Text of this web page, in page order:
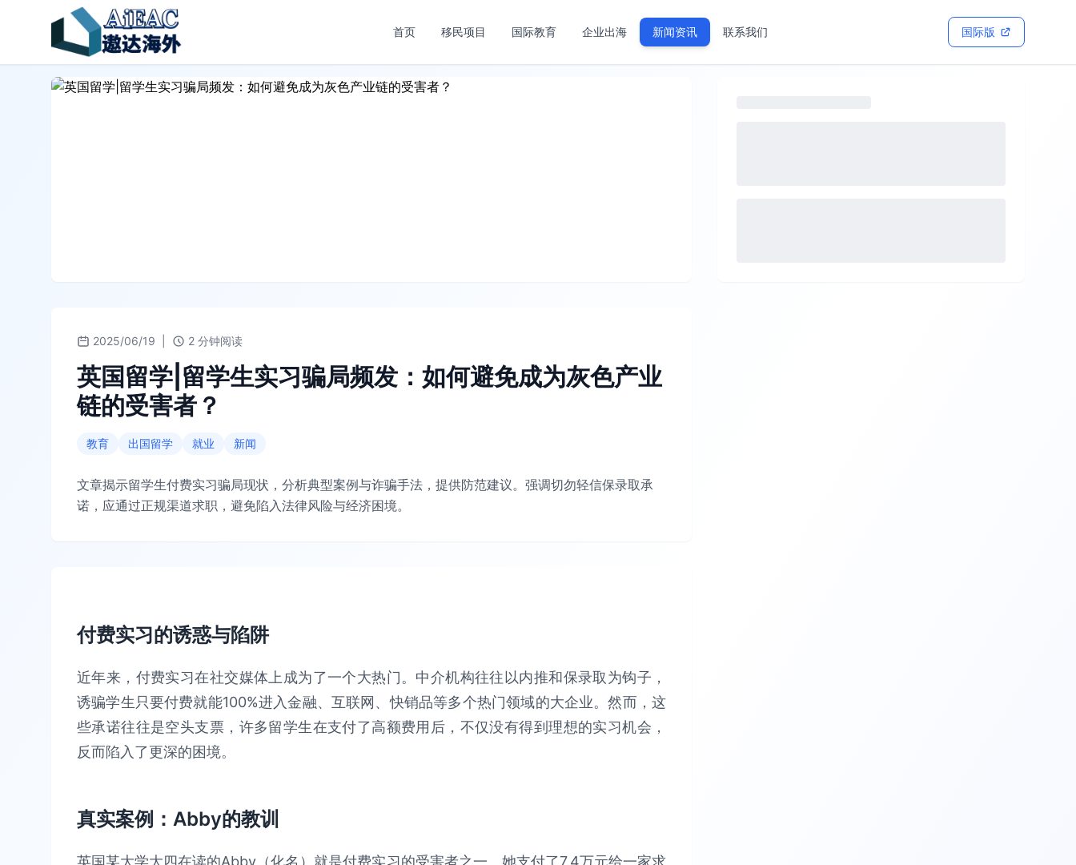
首页 移民项目 国际教育 企业出海 新闻资讯 联系我们 国际版
2025/06/19 2 分钟阅读
英国留学|留学生实习骗局频发：如何避免成为灰色产业
链的受害者？
教育 出国留学 就业 新闻
文章揭示留学生付费实习骗局现状，分析典型案例与诈骗手法，提供防范建议。强调切勿轻信保录取承
诺，应通过正规渠道求职，避免陷入法律风险与经济困境。
付费实习的诱惑与陷阱
近年来，付费实习在社交媒体上成为了一个大热门。中介机构往往以内推和保录取为钩子，
诱骗学生只要付费就能100%进入金融、互联网、快销品等多个热门领域的大企业。然而，这
些承诺往往是空头支票，许多留学生在支付了高额费用后，不仅没有得到理想的实习机会，
反而陷入了更深的困境。
真实案例：Abby的教训
英国某大学大四在读的Abby（化名）就是付费实习的受害者之一。她支付了7.4万元给一家求